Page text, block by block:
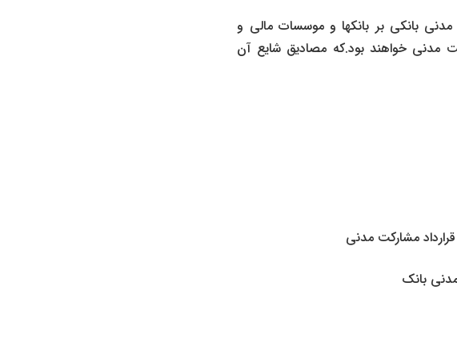
مدنی بانکی بر بانکها و موسسات مالی و
مدنیخواهند بود.که مصادیق شایع آن
مشارکت مدنی
بانک